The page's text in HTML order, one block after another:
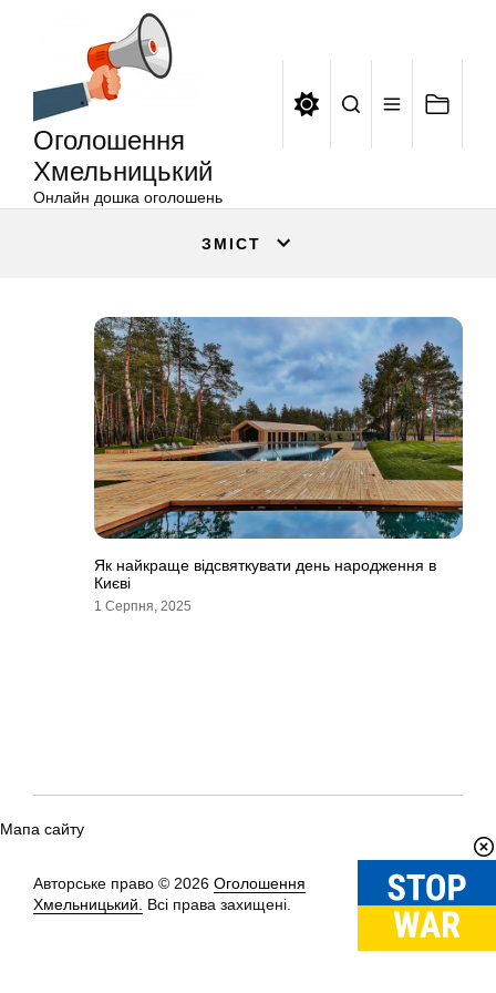
Оголошення
Хмельницький
Онлайн дошка оголошень
ЗМІСТ
Як найкраще відсвяткувати день народження в
Києві
1 Серпня, 2025
Мапа сайту
Авторське право © 2026 Оголошення
Хмельницький.
Всі права захищені.
Вгору↑